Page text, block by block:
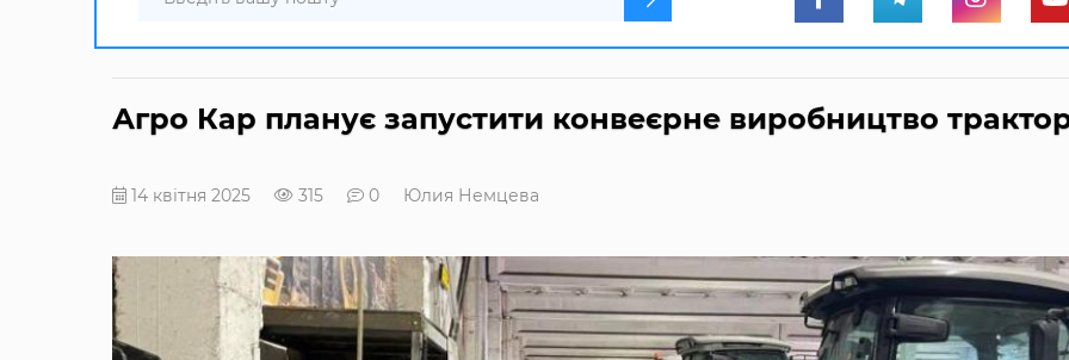
Агро Кар планує запустити конвеєрне виробництво
14 квітня 2025 315 0 Юлия Немцева